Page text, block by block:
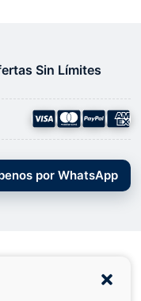
Sin Límites
por WhatsApp